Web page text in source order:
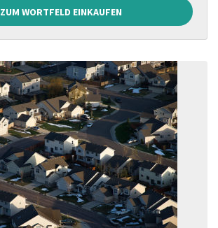
ZUM WORTFELD EINKAUFEN